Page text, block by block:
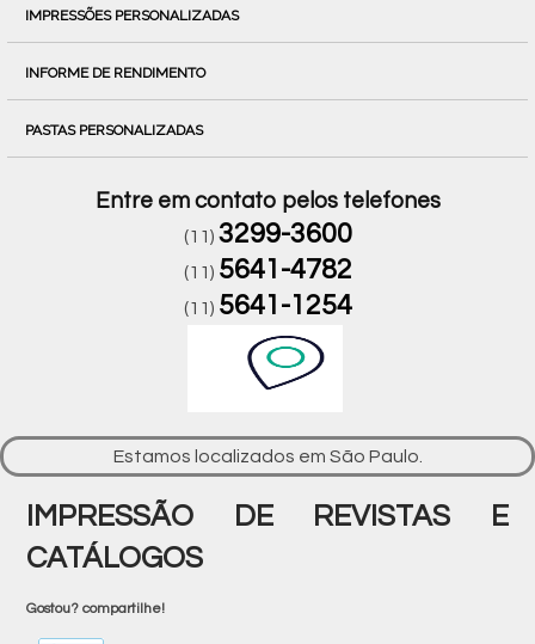
IMPRESSÕES PERSONALIZADAS
INFORME DE RENDIMENTO
PASTAS PERSONALIZADAS
Entre em contato pelos telefones
(11) 3299-3600
(11) 5641-4782
(11) 5641-1254
Estamos localizados em São Paulo.
IMPRESSÃO DE REVISTAS E
CATÁLOGOS
Gostou? compartilhe!